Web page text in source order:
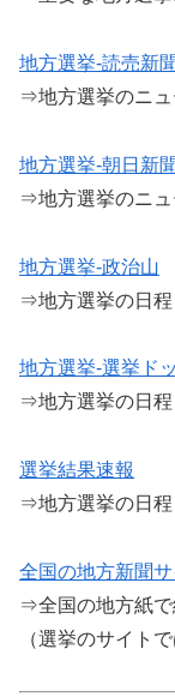
地方選挙-読売新聞
⇒地方選挙のニュ
地方選挙-朝日新聞
⇒地方選挙のニュ
地方選挙-政治山
⇒地方選挙の日程
地方選挙-選挙ド
⇒地方選挙の日程
選挙結果速報
⇒地方選挙の日程
全国の地方新聞サ
⇒全国の地方紙で
（選挙のサイト